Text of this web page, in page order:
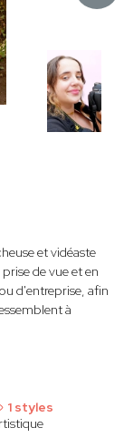
et vidéaste
de vue et en
d'entreprise, afin
à
1 styles